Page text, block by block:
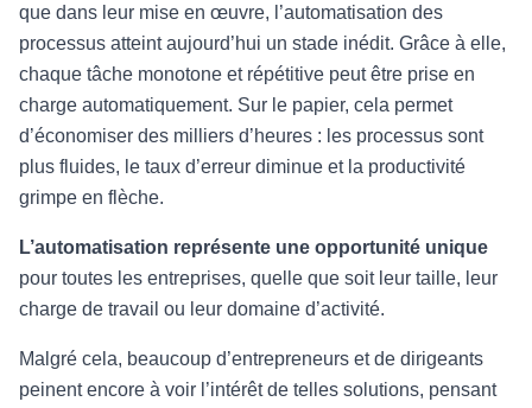
que dans leur mise en œuvre, l’automatisation des
processus atteint aujourd’hui un stade inédit. Grâce à elle,
chaque tâche monotone et répétitive peut être prise en
charge automatiquement. Sur le papier, cela permet
d’économiser des milliers d’heures : les processus sont
plus fluides, le taux d’erreur diminue et la productivité
grimpe en flèche.
L’automatisation représente une opportunité unique
pour toutes les entreprises, quelle que soit leur taille, leur
charge de travail ou leur domaine d’activité.
Malgré cela, beaucoup d’entrepreneurs et de dirigeants
peinent encore à voir l’intérêt de telles solutions, pensant